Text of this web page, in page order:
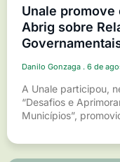
Unale promove
Abrig sobre
Danilo Gonzaga 6 de
A Unale participou,
“Desafios e
Municípios”,